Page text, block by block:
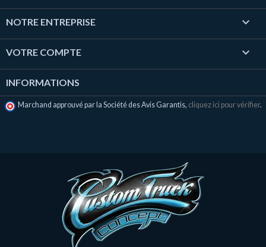
NOTRE ENTREPRISE 
VOTRE COMPTE 
INFORMATIONS
Marchand approuvé par la Société des Avis Garantis, cliquez ici pour vérifier.